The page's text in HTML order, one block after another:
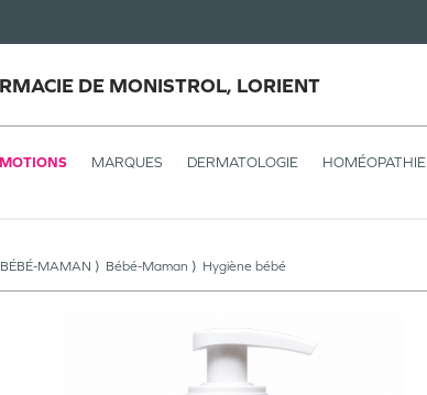
DE MONISTROL, LORIENT
MARQUES DERMATOLOGIE HOMÉOPATHIE
BÉBÉ-MAMAN Bébé-Maman Hygiène bébé